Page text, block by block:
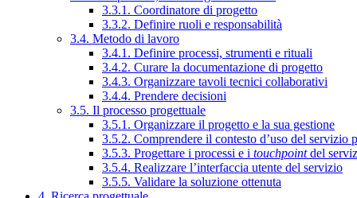
3.3.1. Coordinatore di progetto
3.3.2. Definire ruoli e responsabilità
3.4. Metodo di lavoro
3.4.1. Definire processi, strumenti e rituali
3.4.2. Curare la documentazione di progetto
3.4.3. Organizzare tavoli tecnici collaborativi
3.4.4. Prendere decisioni
3.5. Il processo progettuale
3.5.1. Organizzare il progetto e la sua gestione
3.5.2. Comprendere il contesto d’uso del servizio
3.5.3. Progettare i processi e i touchpointdel
3.5.4. Realizzare l’interfaccia utente del servizio
3.5.5. Validare la soluzione ottenuta